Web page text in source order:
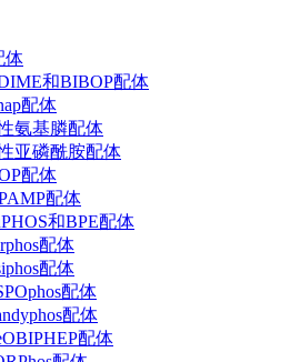
体
和BIBOP配体
配体
氨基膦配体
亚磷酰胺配体
配体
配体
和BPE配体
配体
配体
配体
配体
配体